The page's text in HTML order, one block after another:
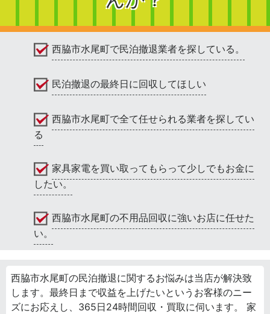
西脇市水尾町で民泊撤退業者を探している。
民泊撤退の最終日に回収してほしい
西脇市水尾町で全て任せられる業者を探してい
る
家具家電を買い取ってもらって少しでもお金に
したい。
西脇市水尾町の不用品回収に強いお店に任せた
い。
西脇市水尾町の民泊撤退に関するお悩みは当店が解決致
します。最終日まで収益を上げたいというお客様のニー
ズにお応えし、365日24時間回収・買取に伺います。 家